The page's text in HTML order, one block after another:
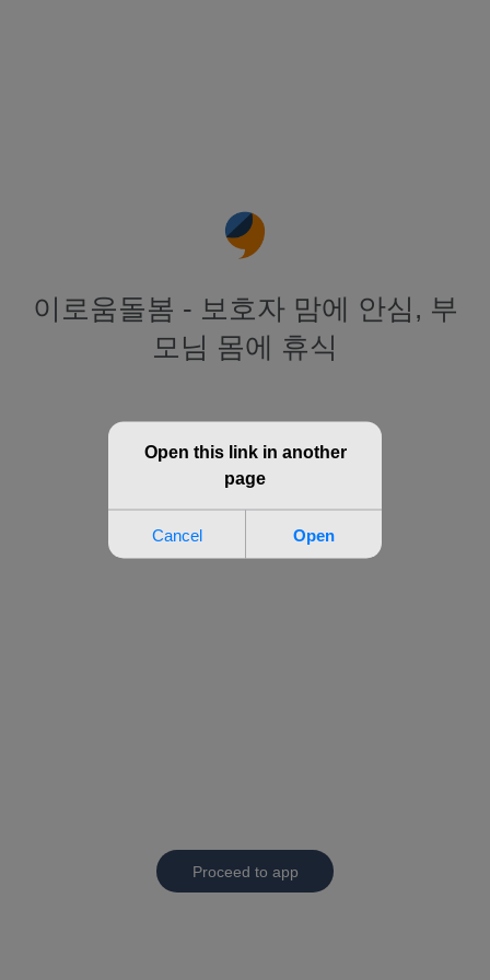
이로움돌봄 - 보호자 맘에 안심, 부
모님 몸에 휴식
Proceed to app